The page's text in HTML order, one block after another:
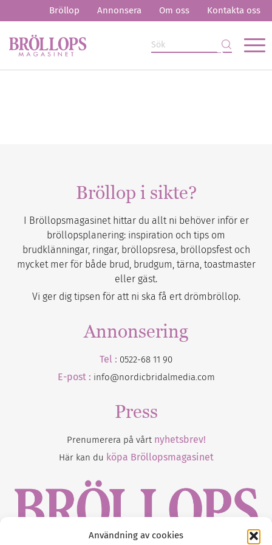
Användning av cookies
Bröllop Annonsera Om oss Kontakta oss
Bröllop i sikte?
I Bröllopsmagasinet hittar du allt ni behöver inför er
bröllopsplanering: inspiration och tips om
brudklänningar, ringar, bröllopsresa, bröllopsfest och
mycket mer för både brud, brudgum, tärna, toastmaster
eller gäst.
Vi ger dig tipsen för att ni ska få ert drömbröllop.
Annonsering
Tel : 0522-68 11 90
E-post : info@nordicbridalmedia.com
Press
Prenumerera på vårt nyhetsbrev!
Här kan du köpa Bröllopsmagasinet